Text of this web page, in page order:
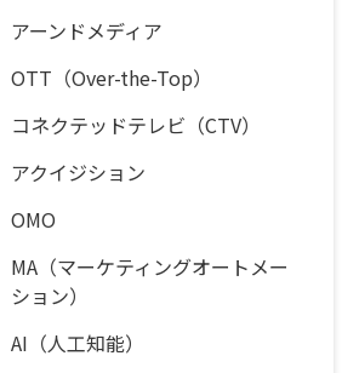
アーンドメディア
OTT（Over-the-Top）
コネクテッドテレビ（CTV）
アクイジション
OMO
MA（マーケティングオートメー
ション）
AI（人工知能）